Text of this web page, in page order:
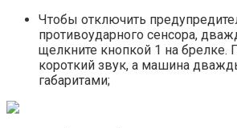
Чтобы отключить
противоударного сенсора,
щелкните кнопкой 1 на брелке.
короткий звук, а машина
габаритами;